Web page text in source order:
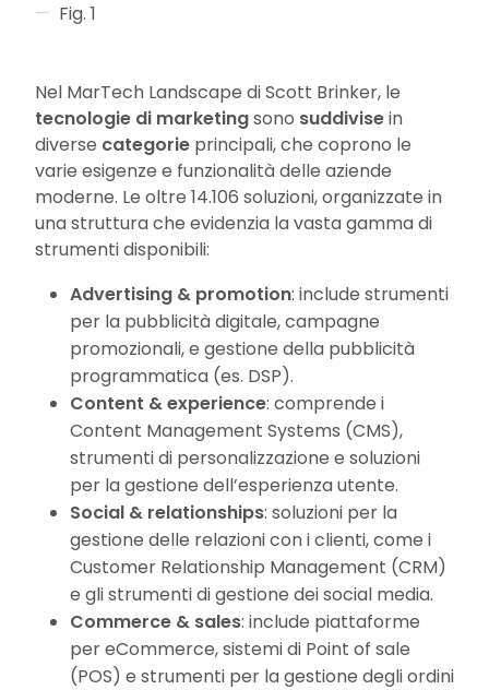
Fig. 1
Nel MarTech Landscape di Scott Brinker, le
tecnologie di marketingsono suddivisein
diverse categorie principali, che coprono le
varie esigenze e funzionalità delle aziende
moderne. Le oltre 14.106 soluzioni, organizzate in
una struttura che evidenzia la vasta gamma di
strumenti disponibili:
Advertising & promotion: include strumenti
per la pubblicità digitale, campagne
promozionali, e gestione della pubblicità
programmatica (es. DSP).
Content & experience: comprende i
Content Management Systems (CMS),
strumenti di personalizzazione e soluzioni
per la gestione dell’esperienza utente.
Social & relationships: soluzioni per la
gestione delle relazioni con i clienti, come i
Customer Relationship Management (CRM)
e gli strumenti di gestione dei social media.
Commerce & sales: include piattaforme
per eCommerce, sistemi di Point of sale
(POS) e strumenti per la gestione degli ordini